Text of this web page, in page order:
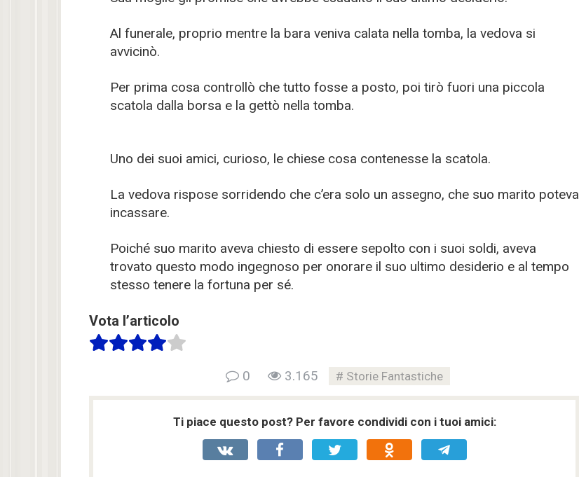
Al funerale, proprio mentre la bara veniva calata nella tomba, la vedova si
avvicinò.
Per prima cosa controllò che tutto fosse a posto, poi tirò fuori una piccola
scatola dalla borsa e la gettò nella tomba.
Uno dei suoi amici, curioso, le chiese cosa contenesse la scatola.
La vedova rispose sorridendo che c’era solo un assegno, che suo marito poteva
incassare.
Poiché suo marito aveva chiesto di essere sepolto con i suoi soldi, aveva
trovato questo modo ingegnoso per onorare il suo ultimo desiderio e al tempo
stesso tenere la fortuna per sé.
Vota l’articolo
0 3.165 Storie Fantastiche
Ti piace questo post? Per favore condividi con i tuoi amici: